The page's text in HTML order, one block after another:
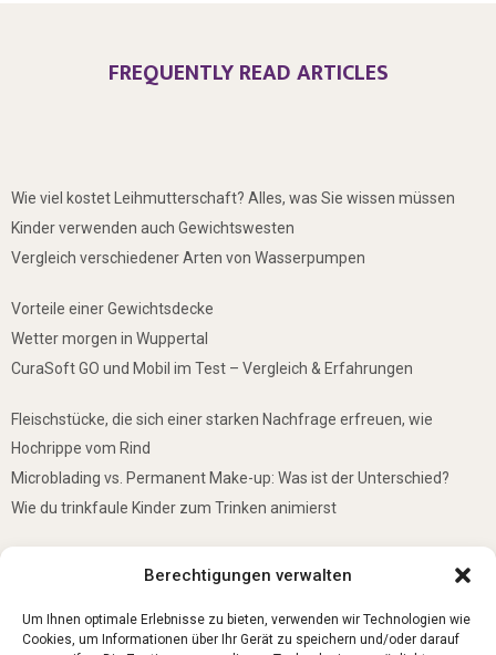
Berechtigungen verwalten
Um Ihnen optimale Erlebnisse zu bieten, verwenden wir Technologien wie
Cookies, um Informationen über Ihr Gerät zu speichern und/oder darauf
FREQUENTLY READ ARTICLES
Wie viel kostet Leihmutterschaft? Alles, was Sie wissen müssen
Kinder verwenden auch Gewichtswesten
Vergleich verschiedener Arten von Wasserpumpen
Vorteile einer Gewichtsdecke
Wetter morgen in Wuppertal
CuraSoft GO und Mobil im Test – Vergleich & Erfahrungen
Fleischstücke, die sich einer starken Nachfrage erfreuen, wie
Hochrippe vom Rind
Microblading vs. Permanent Make-up: Was ist der Unterschied?
Wie du trinkfaule Kinder zum Trinken animierst
5 Gründe, warum jedes Baby einen Mini-Schwimmring haben sollte
Ist Lockpicking in Deutschland verboten?